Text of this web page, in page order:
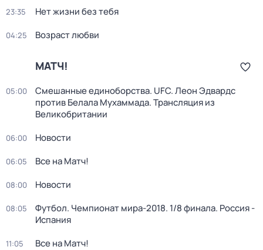
23:35 Нет жизни без тебя
04:25 Возраст любви
МАТЧ!
05:00
Смешанные единоборства. UFC. Леон Эдвардс
против Белала Мухаммада. Трансляция из
Великобритании
06:00 Новости
06:05 Все на Матч!
08:00 Новости
08:05
Футбол. Чемпионат мира-2018. 1/8 финала. Россия -
Испания
11:05 Все на Матч!